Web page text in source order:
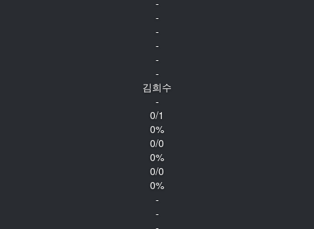
-
-
-
-
-
김희수
-
0/1
0%
0/0
0%
0/0
0%
-
-